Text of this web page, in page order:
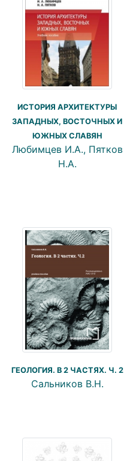
ИСТОРИЯ АРХИТЕКТУРЫ
ЗАПАДНЫХ, ВОСТОЧНЫХ И
ЮЖНЫХ СЛАВЯН
Любимцев И.А., Пятков
Н.А.
ГЕОЛОГИЯ. В 2 ЧАСТЯХ. Ч. 2
Сальников В.Н.